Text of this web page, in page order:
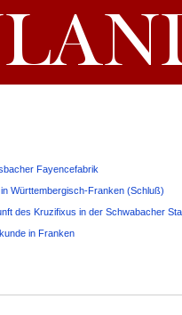
Fayencefabrik
Württembergisch-Franken (Schluß)
des Kruzifixus in der Schwabacher
in Franken